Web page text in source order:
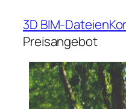
3D BIM-Dateien
Preisangebot